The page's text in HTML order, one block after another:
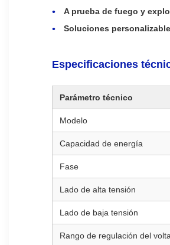
A prueba de fuego y
Soluciones
Especificaciones
Parámetro técnico
Modelo
Capacidad de energía
Fase
Lado de alta tensión
Lado de baja tensión
Rango de regulación del